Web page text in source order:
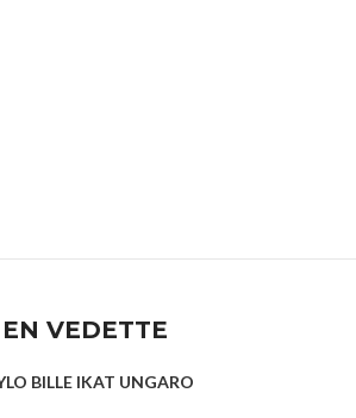
VEDETTE
BILLE IKAT UNGARO